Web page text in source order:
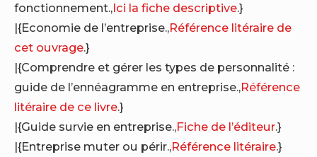
fonctionnement.,Ici la fiche descriptive.}
|{Economie de l’entreprise.,Référence litéraire de
cet ouvrage.}
|{Comprendre et gérer les types de personnalité :
guide de l’ennéagramme en entreprise.,Référence
litéraire de ce livre.}
|{Guide survie en entreprise.,Fiche de l’éditeur.}
|{Entreprise muter ou périr.,Référence litéraire.}